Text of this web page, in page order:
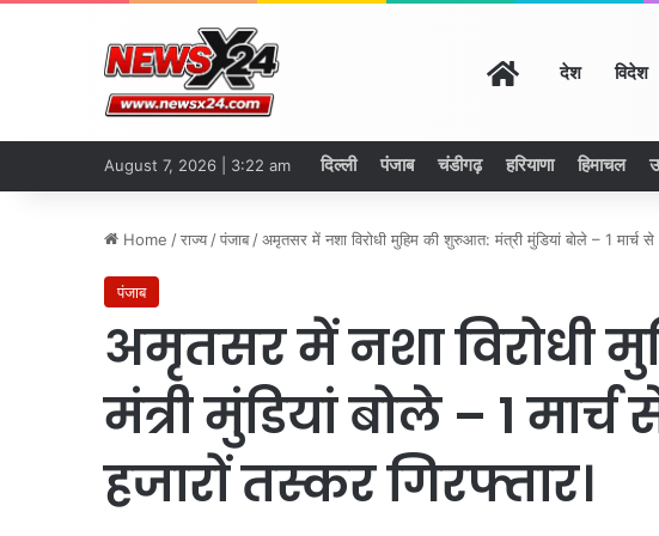
Homeदेश विदेश
August 7, 2026 | 3:22 am दिल्ली पंजाब चंडीगढ़ हरियाणा हिमाचल
Home /राज्य /पंजाब /अमृतसर में नशा विरोधी मुहिम की शुरुआत: मंत्री मुंडियां बोले – 1 मार्च
पंजाब
अमृतसर में नशा विरोधी
मंत्री मुंडियां बोले – 1
हजारों तस्कर गिरफ्तार।